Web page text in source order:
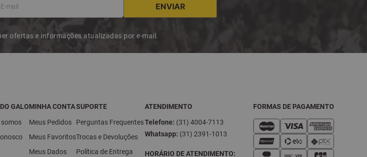
ofertas e informações atualizadas por e-mail.
GALO
somos
MINHA CONTA
Meus Pedidos
Meus Favoritos
Meus Dados
SUPORTE
Perguntas Frequentes
Trocas e Devoluções
Política de Entrega
ATENDIMENTO
Telefone: (31) 4004-7113
Whatsapp: (31) 2391-1013
HORÁRIO DE ATENDIMENTO:
FORMAS DE PAGAMENTO